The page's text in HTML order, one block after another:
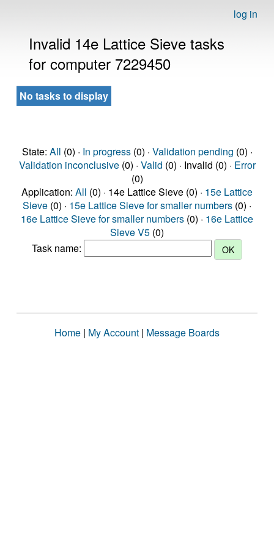
log in
Invalid 14e Lattice Sieve tasks
for computer 7229450
No tasks to display
State: All (0) · In progress(0) · Validation pending (0) ·
Validation inconclusive(0) · Valid (0) · Invalid (0) · Error
(0)
Application: All (0) · 14e Lattice Sieve (0) · 15e Lattice
Sieve (0) · 15e Lattice Sieve for smaller numbers (0) ·
16e Lattice Sieve for smaller numbers (0) · 16e Lattice
Sieve V5 (0)
Task name:
Home | My Account | Message Boards